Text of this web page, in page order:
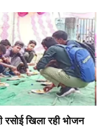
रसोई खिला रही भोजन